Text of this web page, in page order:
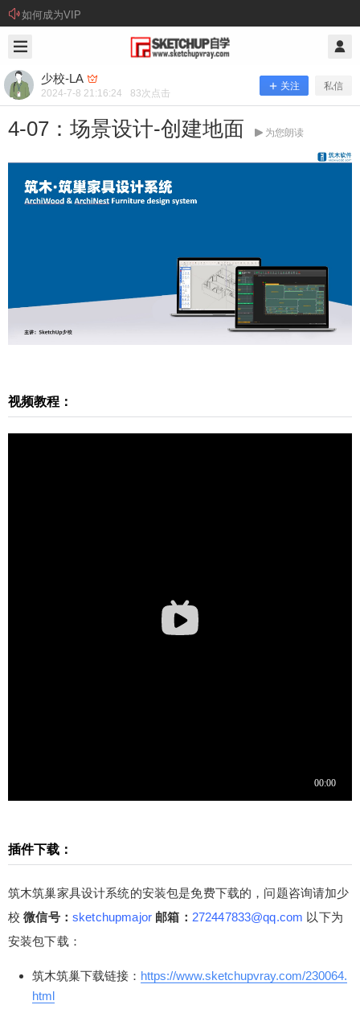
如何成为VIP
少校-LA
2024-7-8 21:16:24 83次点击
关注 私信
4-07：场景设计-创建地面 为您朗读
视频教程：
插件下载：
筑木筑巢家具设计系统的安装包是免费下载的，问题咨询请加少
校微信号： sketchupmajor 邮箱： 272447833@qq.com 以下为
安装包下载：
筑木筑巢下载链接： https://www.sketchupvray.com/230064.
html
少校-LA @ SketchUp自学
4-07：场景设计-创建地面
装包下载： 筑木筑巢下载链接：https://www.sketch
upvray.com/230064.html SketchUp下载链接：http